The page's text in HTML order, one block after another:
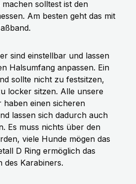
solltest ist den
Am besten geht das mit
sind einstellbar und lassen
Halsumfang anpassen. Ein
sollte nicht zu festsitzen,
locker sitzen. Alle unsere
haben einen sicheren
lassen sich dadurch auch
Es muss nichts über den
viele Hunde mögen das
D Ring ermöglich das
des Karabiners.